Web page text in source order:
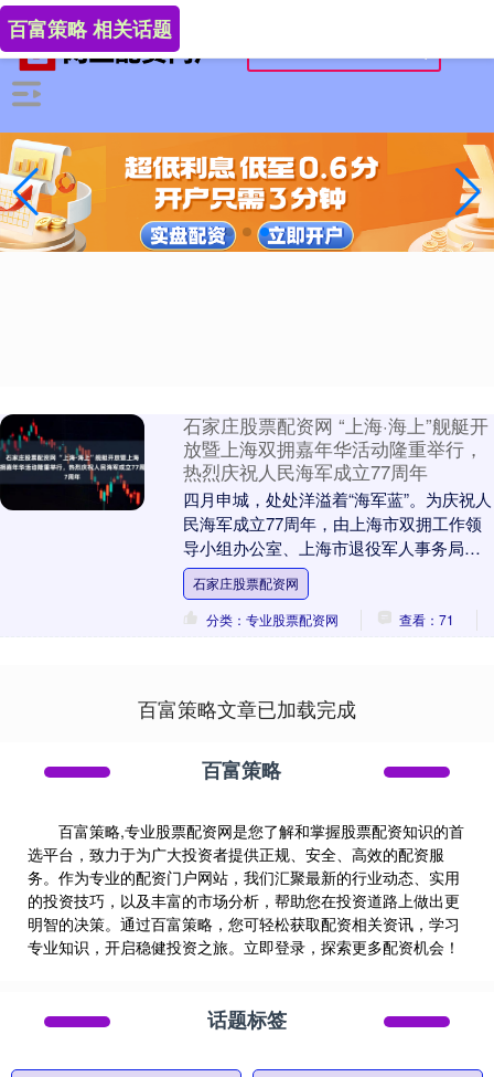
百富策略 相关话题
石家庄股票配资网 “上海·海上”舰艇开
放暨上海双拥嘉年华活动隆重举行，
热烈庆祝人民海军成立77周年
四月申城，处处洋溢着“海军蓝”。为庆祝人
民海军成立77周年，由上海市双拥工作领
导小组办公室、上海市退役军人事务局、
上海市拥军优属基金会与驻沪海军共同主
办的一场别....
石家庄股票配资网
分类：专业股票配资网
查看：71
百富策略文章已加载完成
百富策略
百富策略,专业股票配资网是您了解和掌握股票配资知识的首
选平台，致力于为广大投资者提供正规、安全、高效的配资服
务。作为专业的配资门户网站，我们汇聚最新的行业动态、实用
的投资技巧，以及丰富的市场分析，帮助您在投资道路上做出更
明智的决策。通过百富策略，您可轻松获取配资相关资讯，学习
专业知识，开启稳健投资之旅。立即登录，探索更多配资机会！
话题标签